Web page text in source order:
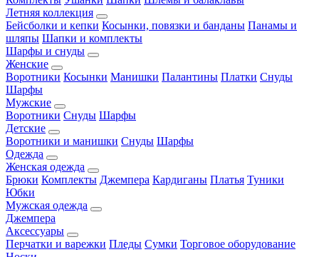
Летняя коллекция
Бейсболки и кепки Косынки, повязки и банданы Панамы и
шляпы Шапки и комплекты
Шарфы и снуды
Женские
Воротники Косынки Манишки Палантины Платки Снуды
Шарфы
Мужские
Воротники Снуды Шарфы
Детские
Воротники и манишки Снуды Шарфы
Одежда
Женская одежда
Брюки Комплекты Джемпера Кардиганы Платья Туники
Юбки
Мужская одежда
Джемпера
Аксессуары
Перчатки и варежки Пледы Сумки Торговое оборудование